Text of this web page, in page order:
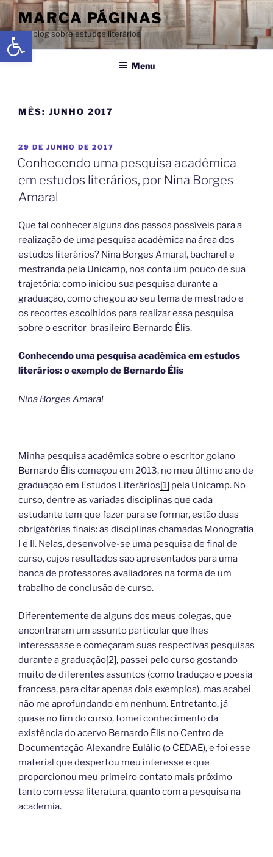
Abrir a barra de ferramentas
MARCA PÁGINAS
Um blog sobre estudos literários
Menu
MÊS: JUNHO 2017
29 DE JUNHO DE 2017
Conhecendo uma pesquisa acadêmica
em estudos literários, por Nina Borges
Amaral
Que tal conhecer alguns dos passos possíveis para a
realização de uma pesquisa acadêmica na área dos
estudos literários? Nina Borges Amaral, bacharel e
mestranda pela Unicamp, nos conta um pouco de sua
trajetória: como iniciou sua pesquisa durante a
graduação, como chegou ao seu tema de mestrado e
os recortes escolhidos para realizar essa pesquisa
sobre o escritor brasileiro Bernardo Élis.
Conhecendo uma pesquisa acadêmica em estudos
literários: o exemplo de Bernardo Élis
Nina Borges Amaral
Minha pesquisa acadêmica sobre o escritor goiano
Bernardo Élis começou em 2013, no meu último ano de
graduação em Estudos Literários[1] pela Unicamp. No
curso, dentre as variadas disciplinas que cada
estudante tem que fazer para se formar, estão duas
obrigatórias finais: as disciplinas chamadas Monografia
I e II. Nelas, desenvolve-se uma pesquisa de final de
curso, cujos resultados são apresentados para uma
banca de professores avaliadores na forma de um
trabalho de conclusão de curso.
Diferentemente de alguns dos meus colegas, que
encontraram um assunto particular que lhes
interessasse e começaram suas respectivas pesquisas
durante a graduação[2], passei pelo curso gostando
muito de diferentes assuntos (como tradução e poesia
francesa, para citar apenas dois exemplos), mas acabei
não me aprofundando em nenhum. Entretanto, já
quase no fim do curso, tomei conhecimento da
existência do acervo Bernardo Élis no Centro de
Documentação Alexandre Eulálio (o CEDAE), e foi esse
material que despertou meu interesse e que
proporcionou meu primeiro contato mais próximo
tanto com essa literatura, quanto com a pesquisa na
academia.